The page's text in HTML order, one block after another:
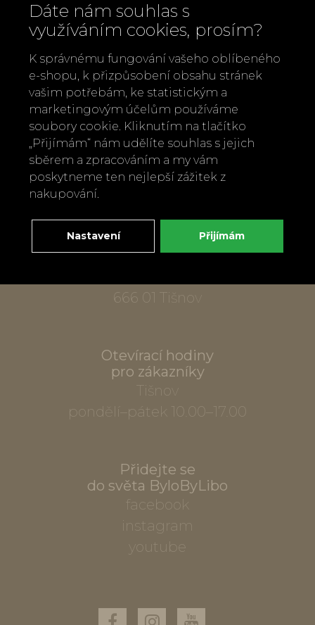
Zavolejte nám
+420 737 886 915
Napište nám
info@bylobylibo.cz
Setkejme se:
dílna, obchod
666 01 Tišnov
Otevírací hodiny
pro zákazníky
Tišnov
pondělí–pátek 10.00–17.00
Přidejte se
do světa ByloByLibo
facebook
instagram
youtube
Dáte nám souhlas s
využíváním cookies, prosím?
K správnému fungování vašeho oblíbeného
e-shopu, k přizpůsobení obsahu stránek
vašim potřebám, ke statistickým a
marketingovým účelům používáme
soubory cookie. Kliknutím na tlačítko
„Přijímám“ nám udělíte souhlas s jejich
sběrem a zpracováním a my vám
poskytneme ten nejlepší zážitek z
nakupování.
Nastavení Přijímám